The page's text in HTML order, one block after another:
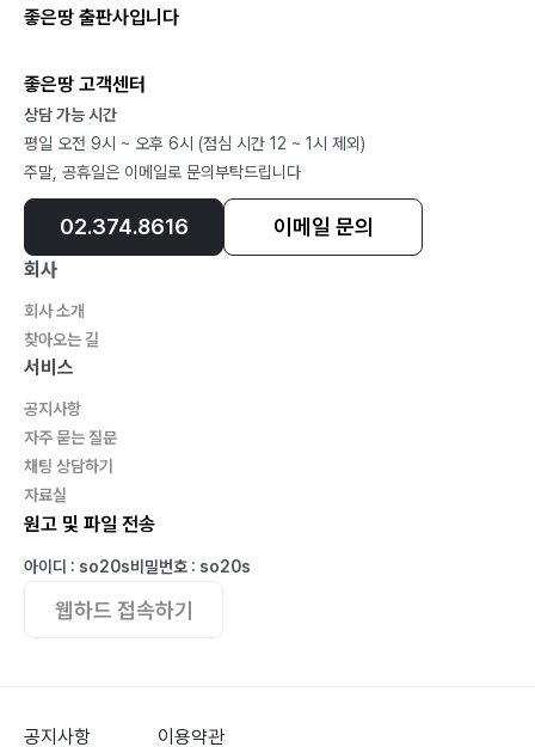
좋은땅 출판사입니다
좋은땅 고객센터
상담 가능 시간
평일 오전 9시 ~ 오후 6시 (점심 시간 12 ~ 1시 제외)
주말, 공휴일은 이메일로 문의부탁드립니다
02.374.8616 이메일 문의
회사
회사 소개
찾아오는 길
서비스
공지사항
자주 묻는 질문
채팅 상담하기
자료실
원고 및 파일 전송
아이디 : so20s비밀번호 : so20s
웹하드 접속하기
공지사항 이용약관